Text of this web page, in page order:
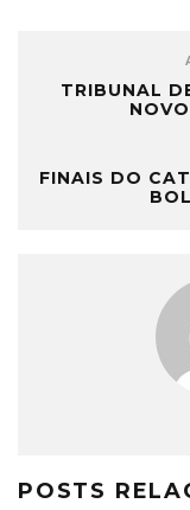
TRIBUNAL
FINAIS DO
POSTS